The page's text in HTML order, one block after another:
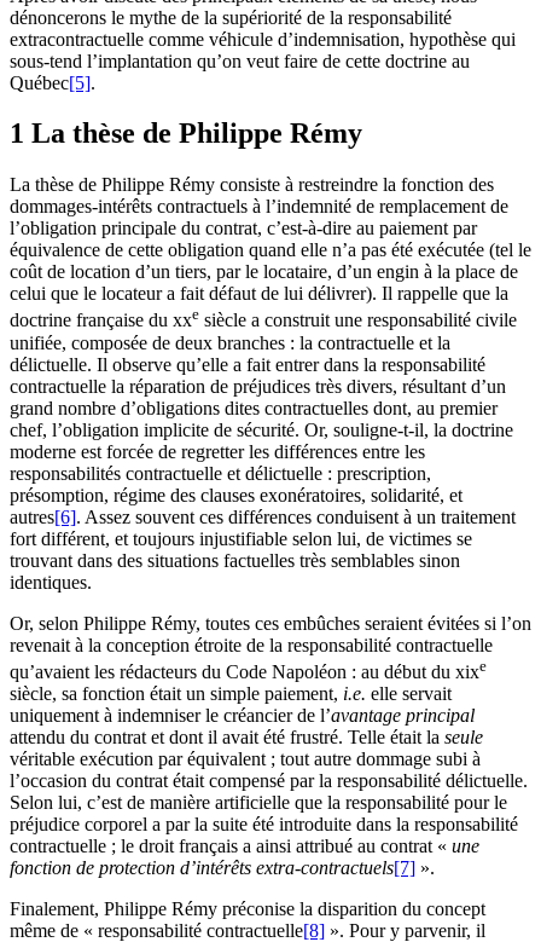
dénoncerons le mythe de la supériorité de la responsabilité
extracontractuelle comme véhicule d’indemnisation, hypothèse qui
sous-tend l’implantation qu’on veut faire de cette doctrine au
Québec[5].
1 La thèse de Philippe Rémy
La thèse de Philippe Rémy consiste à restreindre la fonction des
dommages-intérêts contractuels à l’indemnité de remplacement de
l’obligation principale du contrat, c’est-à-dire au paiement par
équivalence de cette obligation quand elle n’a pas été exécutée (tel le
coût de location d’un tiers, par le locataire, d’un engin à la place de
celui que le locateur a fait défaut de lui délivrer). Il rappelle que la
doctrine française du xxe siècle a construit une responsabilité civile
unifiée, composée de deux branches : la contractuelle et la
délictuelle. Il observe qu’elle a fait entrer dans la responsabilité
contractuelle la réparation de préjudices très divers, résultant d’un
grand nombre d’obligations dites contractuelles dont, au premier
chef, l’obligation implicite de sécurité. Or, souligne-t-il, la doctrine
moderne est forcée de regretter les différences entre les
responsabilités contractuelle et délictuelle : prescription,
présomption, régime des clauses exonératoires, solidarité, et
autres[6]. Assez souvent ces différences conduisent à un traitement
fort différent, et toujours injustifiable selon lui, de victimes se
trouvant dans des situations factuelles très semblables sinon
identiques.
Or, selon Philippe Rémy, toutes ces embûches seraient évitées si l’on
revenait à la conception étroite de la responsabilité contractuelle
qu’avaient les rédacteurs du Code Napoléon : au début du xixe
siècle, sa fonction était un simple paiement, i.e. elle servait
uniquement à indemniser le créancier de l’avantage principal
attendu du contrat et dont il avait été frustré. Telle était la seule
véritable exécution par équivalent ; tout autre dommage subi à
l’occasion du contrat était compensé par la responsabilité délictuelle.
Selon lui, c’est de manière artificielle que la responsabilité pour le
préjudice corporel a par la suite été introduite dans la responsabilité
contractuelle ; le droit français a ainsi attribué au contrat « une
fonction de protection d’intérêts extra-contractuels[7] ».
Finalement, Philippe Rémy préconise la disparition du concept
même de « responsabilité contractuelle[8] ». Pour y parvenir, il